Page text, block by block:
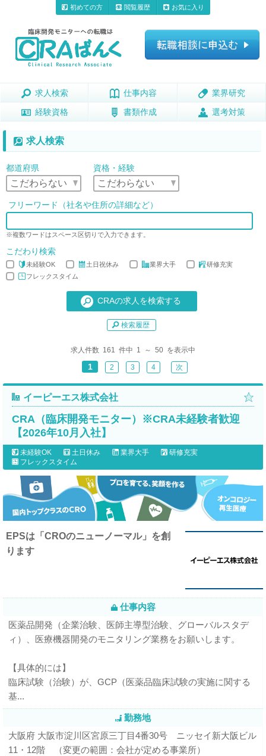
初めての方 閲覧履歴 お気に入り
求人検索
求人検索 仕事内容
仕事内容 業界研究
業界研究
経験資格
経験資格 書類作成
書類作成 選考対策
選考対策
求人検索
都道府県 資格・経験
フリーワード（社名や住所の詳細など）
※複数ワードはスペース区切りで入力できます。
こだわり検索
未経験OK 土日祝休み 業界大手
研修充実
フレックスタイム
検索履歴
求人件数 161 件中 1 ～ 50 を表示中
1 2 3 4 次
イーピーエス株式会社
CRA（臨床開発モニター）※CRA未経験者歓迎
【2026年10月入社】
未経験OK 土日休み 業界大手
研修充実
フレックスタイム
EPSは「CROのニューノーマル」を創
ります
仕事内容
医薬品開発（企業治験、医師主導型治験、グローバルスタデ
ィ）、医療機器開発のモニタリング業務をお願いします。
【具体的には】
臨床試験（治験）が、GCP（医薬品臨床試験の実施に関する
基...
勤務地
大阪府 大阪市淀川区宮原三丁目4番30号 ニッセイ新大阪ビル
11・12階 （変更の範囲：会社が定める事業所）